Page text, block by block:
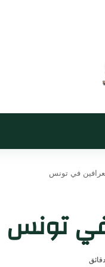
في تونس
في تونس